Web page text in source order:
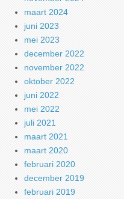
maart 2024
juni 2023
mei 2023
december 2022
november 2022
oktober 2022
juni 2022
mei 2022
juli 2021
maart 2021
maart 2020
februari 2020
december 2019
februari 2019